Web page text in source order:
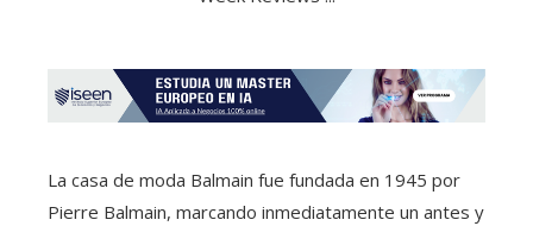
La casa de moda Balmain fue fundada en 1945 por
Pierre Balmain, marcando inmediatamente un antes y